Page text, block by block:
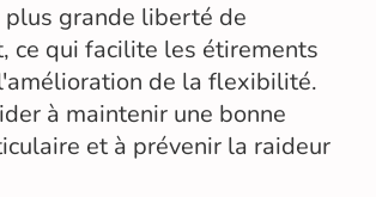
plus grande liberté de
ce qui facilite les étirements
de la flexibilité.
à maintenir une bonne
et à prévenir la raideur